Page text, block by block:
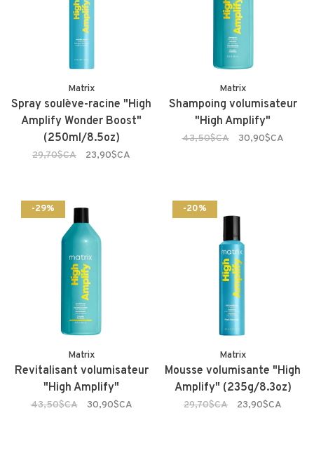
Matrix
Spray soulève-racine "High
Amplify Wonder Boost"
(250ml/8.5oz)
29,70$CA 23,90$CA
Matrix
Shampoing volumisateur
"High Amplify"
43,50$CA 30,90$CA
-29%
Matrix
Revitalisant volumisateur
"High Amplify"
43,50$CA 30,90$CA
-20%
Matrix
Mousse volumisante "High
Amplify" (235g/8.3oz)
29,70$CA 23,90$CA